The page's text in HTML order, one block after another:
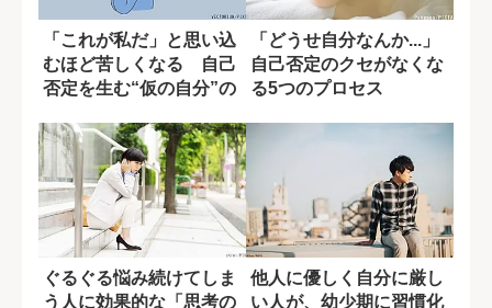
「これが私だ」と思い込
むほど苦しくなる 自己
否定を生む“仮の自分”の
「どうせ自分なんか...」
自己否定のクセがなくな
る5つのプロセス
ぐるぐる悩み続けてしま
う人に効果的な「思考の
他人に優しく自分に厳し
い人が、幼少期に習慣化